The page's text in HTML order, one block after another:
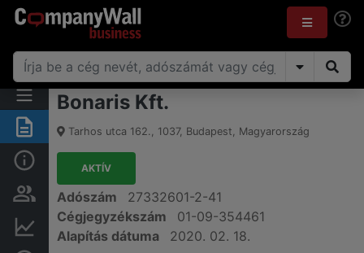
Összegzés
Alap információk
Személyek és tulajdonjog
Pénzügyi információk
Bonaris Kft.
Tarhos utca 162., 1037, Budapest, Magyarország
AKTÍV
Adószám
27332601-2-41
Cégjegyzékszám
01-09-354461
Alapítás dátuma
2020. 02. 18.